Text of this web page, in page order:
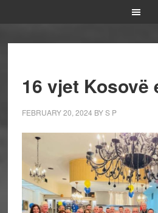
16 vjet Kosovë
FEBRUARY 20, 2024 BYS P